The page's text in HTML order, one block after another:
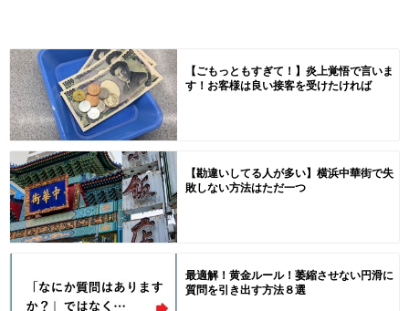
【ごもっともすぎて！】炎上覚悟で言いま
す！お客様は良い接客を受けたければ
【勘違いしてる人が多い】横浜中華街で失
敗しない方法はただ一つ
最適解！黄金ルール！萎縮させない円滑に
質問を引き出す方法８選